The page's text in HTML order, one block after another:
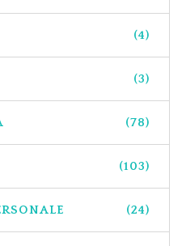
(4)
(3)
(78)
(103)
(24)